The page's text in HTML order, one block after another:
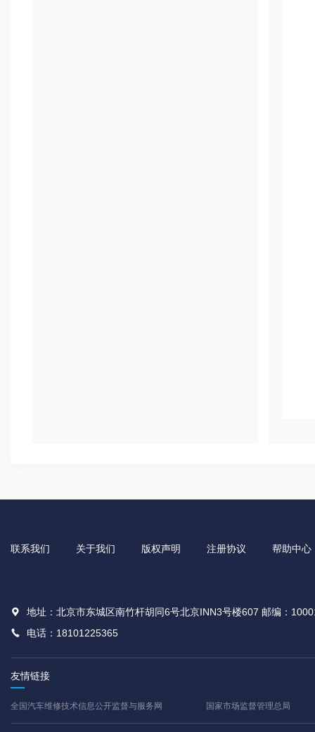
联系我们 关于我们 版权声明 注册协议 帮助中心
地址：北京市东城区南竹杆胡同6号北京INN3号楼607 邮编：
电话：18101225365
友情链接
全国汽车维修技术信息公开监督与服务网 国家市场监督管理总局